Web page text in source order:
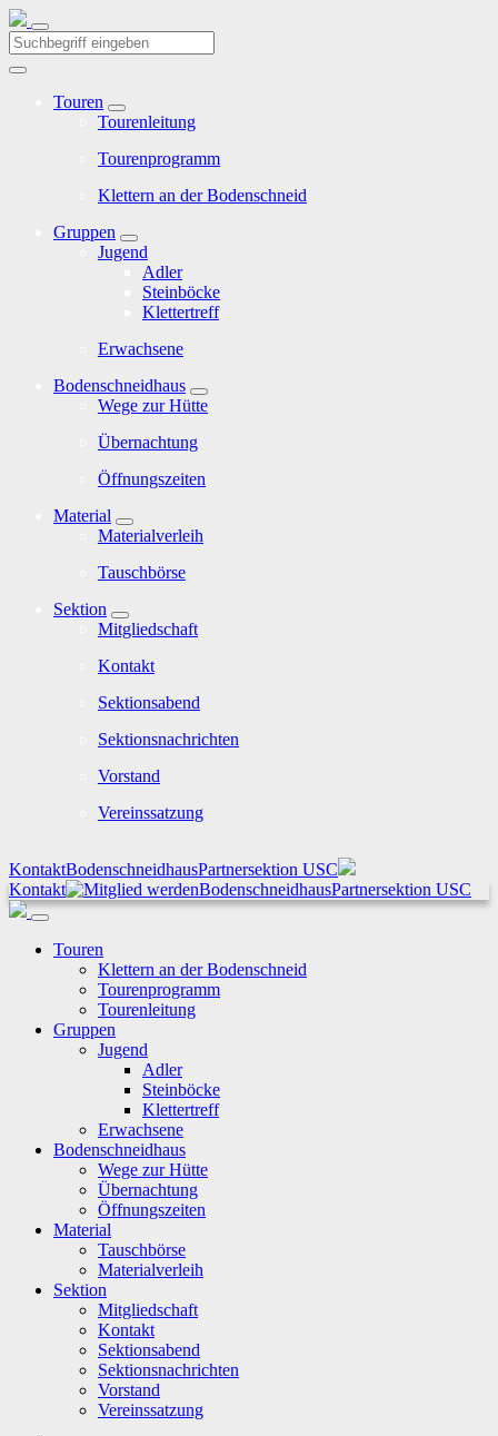
Touren
Tourenleitung
Tourenprogramm
Klettern an der Bodenschneid
Gruppen
Jugend
Adler
Steinböcke
Klettertreff
Erwachsene
Bodenschneidhaus
Wege zur Hütte
Übernachtung
Öffnungszeiten
Material
Materialverleih
Tauschbörse
Sektion
Mitgliedschaft
Kontakt
Sektionsabend
Sektionsnachrichten
Vorstand
Vereinssatzung
KontaktBodenschneidhausPartnersektion USC
Kontakt
BodenschneidhausPartnersektion USC
Touren
Klettern an der Bodenschneid
Tourenprogramm
Tourenleitung
Gruppen
Jugend
Adler
Steinböcke
Klettertreff
Erwachsene
Bodenschneidhaus
Wege zur Hütte
Übernachtung
Öffnungszeiten
Material
Tauschbörse
Materialverleih
Sektion
Mitgliedschaft
Kontakt
Sektionsabend
Sektionsnachrichten
Vorstand
Vereinssatzung